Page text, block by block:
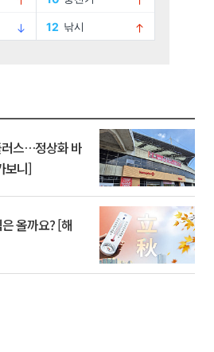
러스…정상화 바
보니]
올까요? [해